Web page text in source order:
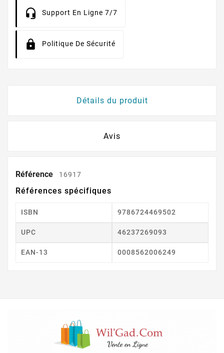
Support En Ligne 7/7
Politique De Sécurité
Détails du produit
Avis
Référence 16917
Références spécifiques
ISBN 9786724469502
UPC 46237269093
EAN-13 0008562006249